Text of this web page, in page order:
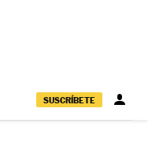
SUSCRÍBETE